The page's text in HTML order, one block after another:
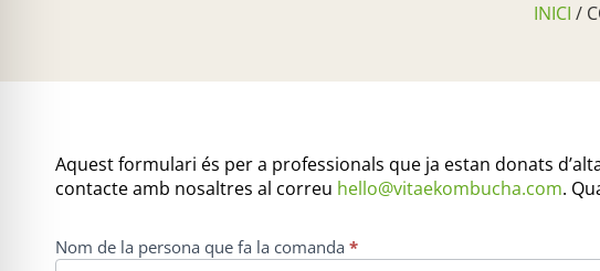
INICI /
Aquest formulari és per a professionals que ja estan donats
contacte amb nosaltres al correu hello@vitaekombucha.com.
Pedido
Nom de la persona que fa la comanda *